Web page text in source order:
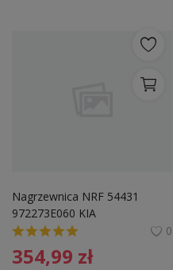
Nagrzewnica NRF 54431
972273E060 KIA
0
354,99 zł